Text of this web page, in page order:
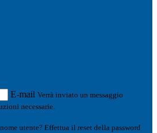
E-mail Verrà inviato un messaggio
necessarie.
utente? Effettua il reset della password